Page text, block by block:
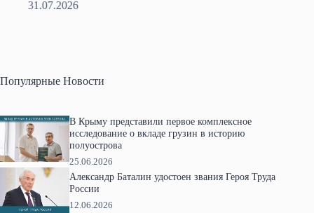
31.07.2026
Популярные Новости
В Крыму представили первое комплексное
исследование о вкладе грузин в историю
полуострова
25.06.2026
Александр Баталин удостоен звания Героя Труда
России
12.06.2026